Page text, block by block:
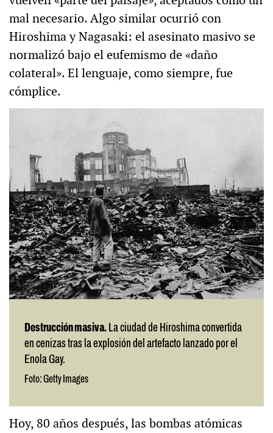
mal necesario. Algo similar ocurrió con
Hiroshima y Nagasaki: el asesinato masivo se
normalizó bajo el eufemismo de «daño
colateral». El lenguaje, como siempre, fue
cómplice.
Destrucción masiva. La ciudad de Hiroshima convertida
en cenizas tras la explosión del artefacto lanzado por el
Enola Gay.
Foto: Getty Images
Hoy, 80 años después, las bombas atómicas